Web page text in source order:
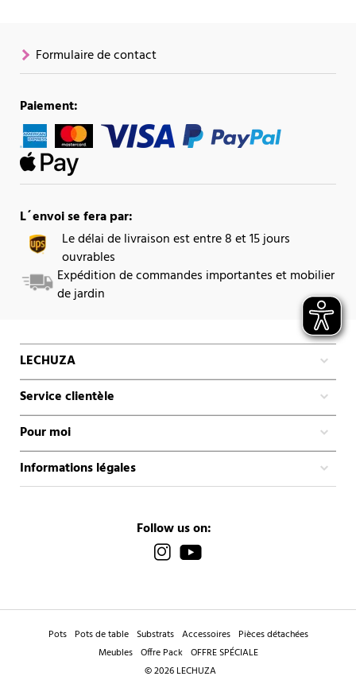
Formulaire de contact
Paiement:
L´envoi se fera par:
Le délai de livraison est entre 8 et 15 jours
ouvrables
Expédition de commandes importantes et mobilier
de jardin
LECHUZA
Service clientèle
Pour moi
Informations légales
Follow us on:
Pots Pots de table Substrats Accessoires Pièces détachées
Meubles Offre Pack OFFRE SPÉCIALE
© 2026 LECHUZA